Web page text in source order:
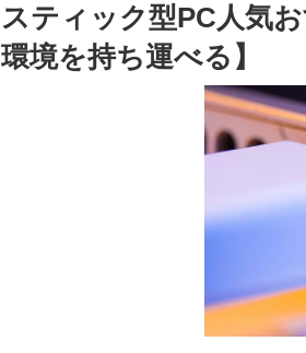
スティック型PC人気
環境を持ち運べる】